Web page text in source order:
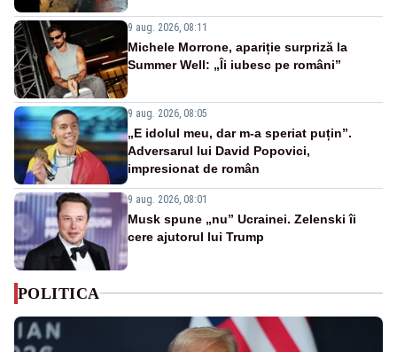
9 aug. 2026, 08:11
Michele Morrone, apariție surpriză la
Summer Well: „Îi iubesc pe români”
9 aug. 2026, 08:05
„E idolul meu, dar m-a speriat puțin”.
Adversarul lui David Popovici,
impresionat de român
9 aug. 2026, 08:01
Musk spune „nu” Ucrainei. Zelenski îi
cere ajutorul lui Trump
POLITICA